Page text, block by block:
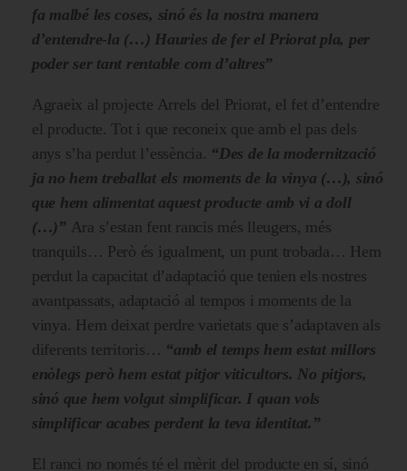
fa malbé les coses, sinó és la nostra manera
d’entendre-la (…) Hauries de fer el Priorat pla, per
poder ser tant rentable com d’altres”
Agraeix al projecte Arrels del Priorat, el fet d’entendre
el producte. Tot i que reconeix que amb el pas dels
anys s’ha perdut l’essència. “Des de la modernització
ja no hem treballat els moments de la vinya (…), sinó
que hem alimentat aquest producte amb vi a doll
(…)” Ara s’estan fent rancis més lleugers, més
tranquils… Però és igualment, un punt trobada… Hem
perdut la capacitat d’adaptació que tenien els nostres
avantpassats, adaptació al tempos i moments de la
vinya. Hem deixat perdre varietats que s’adaptaven als
diferents territoris… “amb el temps hem estat millors
enòlegs però hem estat pitjor viticultors. No pitjors,
sinó que hem volgut simplificar. I quan vols
simplificar acabes perdent la teva identitat.”
El ranci no només té el mèrit del producte en sí, sinó